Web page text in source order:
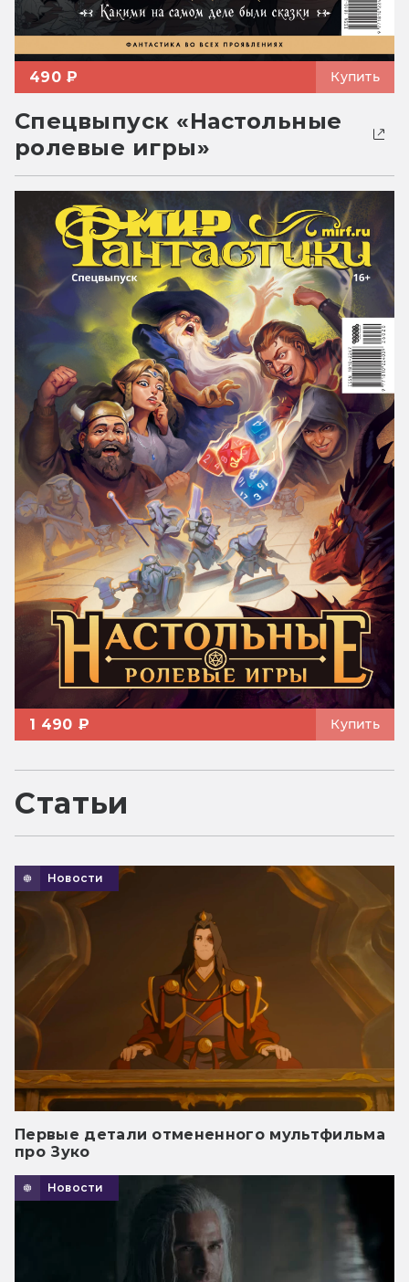
490 ₽ Купить
Спецвыпуск «Настольные
ролевые игры»
1 490 ₽ Купить
Статьи
Новости
Первые детали отмененного мультфильма
про Зуко
Новости